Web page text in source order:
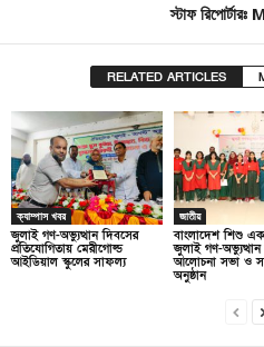
স্টাফ
RELATED ARTICLES
ক্যাম্পাস খবর
জুলাই গণ-অভ্যুত্থান দিবসের
প্রতিযোগিতায় মেরীগোল্ড
আইডিয়াল স্কুলের সাফল্য
জাতীয়
বাংলাদেশ শিশু
জুলাই গণ-অভ্যুত্থান
আলোচনা সভা ও
অনুষ্ঠান